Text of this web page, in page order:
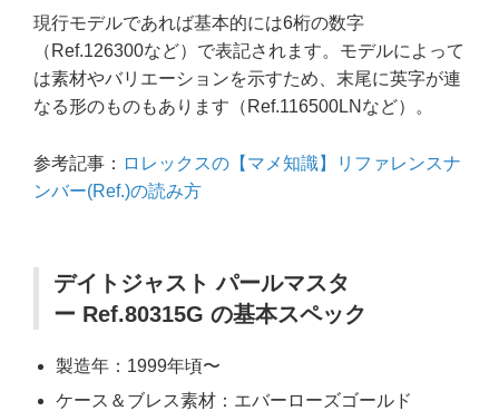
現行モデルであれば基本的には6桁の数字
（Ref.126300など）で表記されます。モデルによって
は素材やバリエーションを示すため、末尾に英字が連
なる形のものもあります（Ref.116500LNなど）。
参考記事： ロレックスの【マメ知識】リファレンスナ
ンバー(Ref.)の読み方
デイトジャスト パールマスタ
ー Ref.80315G の基本スペック
製造年：1999年頃〜
ケース＆ブレス素材：エバーローズゴールド